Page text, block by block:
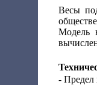
Весы
Модель
- Предел